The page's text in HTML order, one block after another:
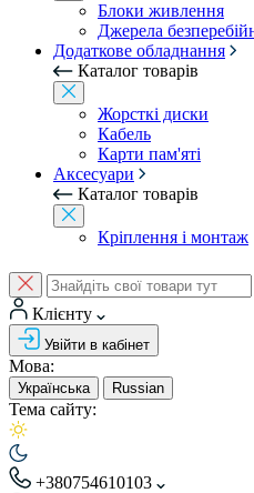
Блоки живлення
Джерела
Додаткове обладнання
Каталог товарів
Жорсткі диски
Кабель
Карти пам'яті
Аксесуари
Каталог товарів
Кріплення і монтаж
Клієнту
Увійти в кабінет
Мова:
Українська Russian
Тема сайту:
+380754610103